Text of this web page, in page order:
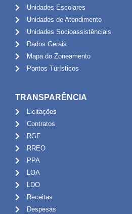
Unidades Escolares
Unidades de Atendimento
Unidades Socioassistênciais
Dados Gerais
Mapa do Zoneamento
Pontos Turísticos
TRANSPARÊNCIA
Licitações
Contratos
RGF
RREO
PPA
LOA
LDO
Receitas
Despesas